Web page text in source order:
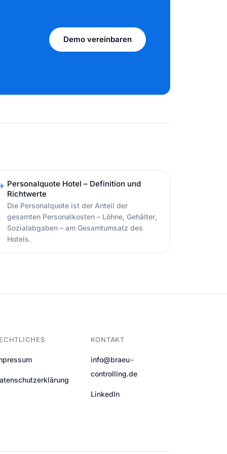
Demo vereinbaren
Personalquote Hotel – Definition und
Richtwerte
Die Personalquote ist der Anteil der
gesamten Personalkosten – Löhne, Gehälter,
Sozialabgaben – am Gesamtumsatz des
Hotels.
KONTAKT
info@braeu-
controlling.de
LinkedIn